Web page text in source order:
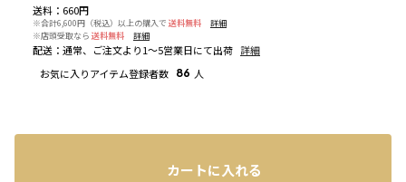
送料 ： 660円
※合計6,600円（税込）以上の購入で 送料無料
詳細
※店頭受取なら 送料無料 詳細
配送 ： 通常、ご注文より1～5営業日にて出荷 詳細
お気に入りアイテム登録者数 86 人
カートに入れる